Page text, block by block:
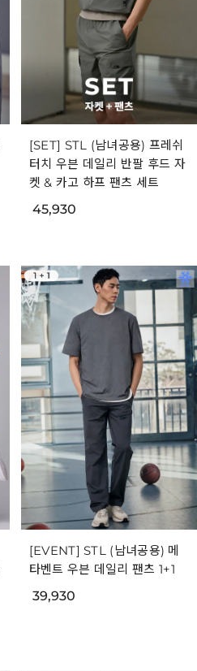
[SET] STL (남녀공용) 프레쉬
터치 우븐 데일리 반팔 후드 자
켓 & 카고 하프 팬츠 세트
45,930
[EVENT] STL (남녀공용) 메
타벤트 우븐 데일리 팬츠 1+1
39,930